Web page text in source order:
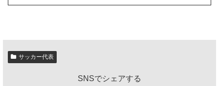
サッカー代表
SNSでシェアする